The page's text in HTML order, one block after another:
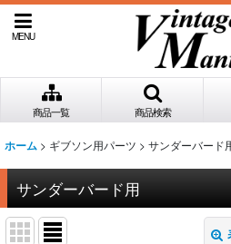
MENU
商品一覧 商品検索
ホーム > ギブソン用パーツ > サンダーバード
サンダーバード用